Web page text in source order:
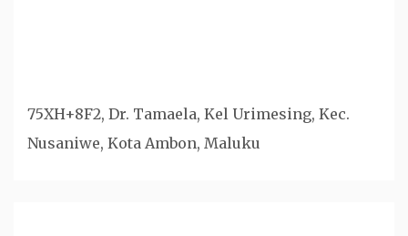
75XH+8F2, Dr. Tamaela, Kel Urimesing, Kec.
Nusaniwe, Kota Ambon, Maluku